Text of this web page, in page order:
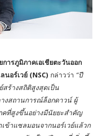
การภูมิภาคเอเชียตะวันออก
นอร์เวย์ (NSC) กล่าวว่า “ปี
สร้างสถิติสูงสุดเป็น
งสถานการณ์ล็อกดาวน์ ผู้
คที่สูงขึ้นอย่างมีนัยยะสำคัญ
ข้าแซลมอนจากนอร์เวย์แล้วก